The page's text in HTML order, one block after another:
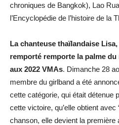
chroniques de Bangkok), Lao
l’Encyclopédie de l’histoire de la
La chanteuse thaïlandaise
remporté remporte la palme
aux 2022 VMAs. Dimanche 28
membre du girlband a été
cette catégorie, qui était détenue
cette victoire, qu’elle obtient avec
chanson, elle devient la première